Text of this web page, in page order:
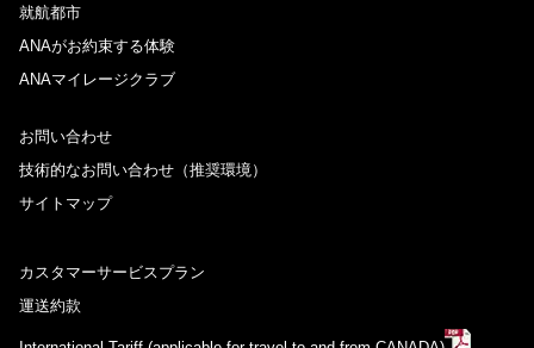
就航都市
ANAがお約束する体験
ANAマイレージクラブ
お問い合わせ
技術的なお問い合わせ（推奨環境）
サイトマップ
カスタマーサービスプラン
運送約款